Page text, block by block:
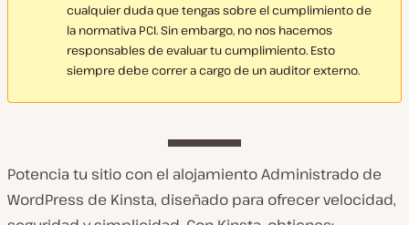
cualquier duda que tengas sobre el cumplimiento de
la normativa PCI. Sin embargo, no nos hacemos
responsables de evaluar tu cumplimiento. Esto
siempre debe correr a cargo de un auditor externo.
Potencia tu sitio con el alojamiento Administrado de
WordPress de Kinsta, diseñado para ofrecer velocidad,